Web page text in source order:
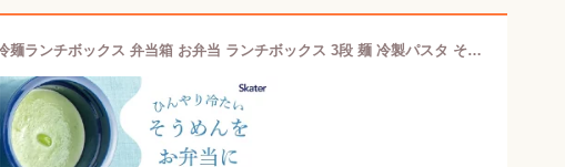
スケーター 2026 LRTM8 保冷麺ランチボックス 弁当箱 お弁当 ランチボックス 3段 麺 冷製パスタ そうめん 保冷 冷たい麺用 そうめんランチ 縦長 かばんに入れやすい